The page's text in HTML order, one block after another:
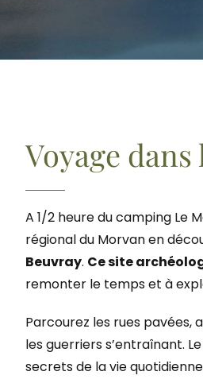
Voyage
A 1/2 heure du camping Le
régional du Morvan en
Beuvray. Ce site
remonter le temps et à
Parcourez les rues pavées,
les guerriers s’entraînant.
secrets de la vie